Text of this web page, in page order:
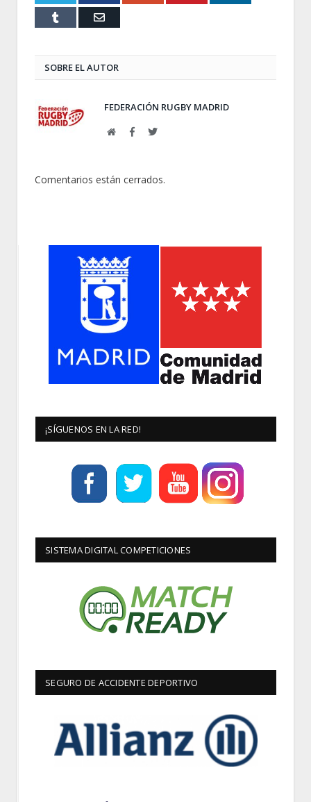
Email
SOBRE EL AUTOR
FEDERACIÓN RUGBY MADRID
WebFacebookTwitter
Comentarios están cerrados.
¡SÍGUENOS EN LA RED!
SISTEMA DIGITAL COMPETICIONES
SEGURO DE ACCIDENTE DEPORTIVO